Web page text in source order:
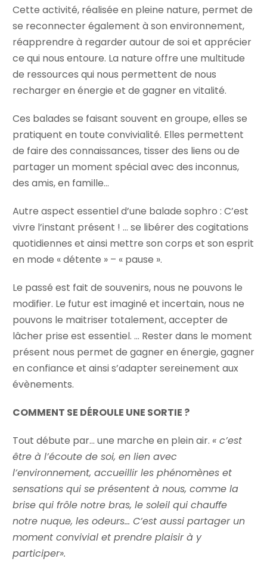
Cette activité, réalisée en pleine nature, permet de
se reconnecter également à son environnement,
réapprendre à regarder autour de soi et apprécier
ce qui nous entoure. La nature offre une multitude
de ressources qui nous permettent de nous
recharger en énergie et de gagner en vitalité.
Ces balades se faisant souvent en groupe, elles se
pratiquent en toute convivialité. Elles permettent
de faire des connaissances, tisser des liens ou de
partager un moment spécial avec des inconnus,
des amis, en famille…
Autre aspect essentiel d’une balade sophro : C’est
vivre l’instant présent ! … se libérer des cogitations
quotidiennes et ainsi mettre son corps et son esprit
en mode « détente » – « pause ».
Le passé est fait de souvenirs, nous ne pouvons le
modifier. Le futur est imaginé et incertain, nous ne
pouvons le maitriser totalement, accepter de
lâcher prise est essentiel. … Rester dans le moment
présent nous permet de gagner en énergie, gagner
en confiance et ainsi s’adapter sereinement aux
évènements.
COMMENT SE DÉROULE UNE SORTIE ?
Tout débute par… une marche en plein air. « c’est
être à l’écoute de soi, en lien avec
l’environnement, accueillir les phénomènes et
sensations qui se présentent à nous, comme la
brise qui frôle notre bras, le soleil qui chauffe
notre nuque, les odeurs… C’est aussi partager un
moment convivial et prendre plaisir à y
participer».